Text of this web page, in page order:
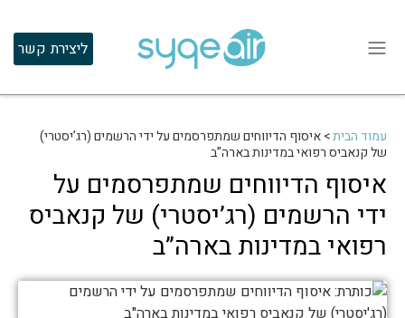
ליצירת קשר
עמוד הבית>איסוף הדיווחים שמתפרסמים על ידי הרשמים (רג’יסטרי)
של קנאביס רפואי במדינות בארה”ב
איסוף הדיווחים שמתפרסמים על
ידי הרשמים (רג’יסטרי) של קנאביס
רפואי במדינות בארה”ב